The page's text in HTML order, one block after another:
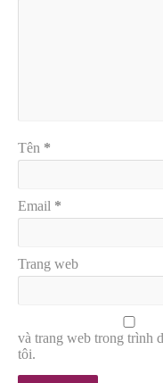
Tên *
Email *
Trang web
và trang web trong trình
tôi.